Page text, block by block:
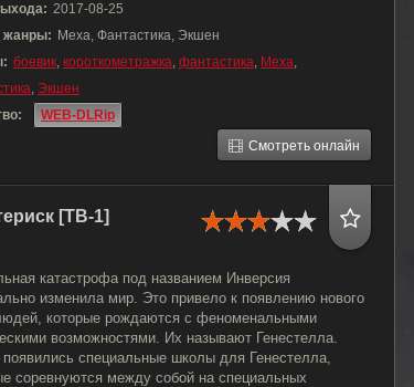
2017-08-25
жанры: Меха, Фантастика, Экшен
боевик, короткометражка, фантастика, Меха,
, Экшен
WEB-DLRip
Смотреть онлайн
[ТВ-1]
катастрофа под названием Инверсия
изменила мир. Это привело к появлению нового
которые рождаются с феноменальными
возможностями. Их называют Генестелла.
появились специальные школы для Генестелла,
соревнуются между собой на специальных